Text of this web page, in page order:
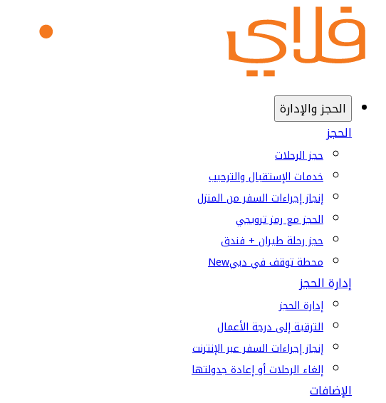
الحجز والإدارة
الحجز
حجز الرحلات
خدمات الإستقبال والترحيب
إنجاز إجراءات السفر من المنزل
الحجز مع رمز ترويجي
حجز رحلة طيران + فندق
محطة توقف في دبيNew
إدارة الحجز
إدارة الحجز
الترقية إلى درجة الأعمال
إنجاز إجراءات السفر عبر الإنترنت
إلغاء الرحلات أو إعادة جدولتها
الإضافات